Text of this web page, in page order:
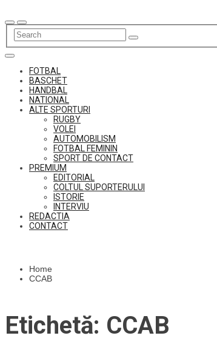
to
content
FOTBAL
BASCHET
HANDBAL
NATIONAL
ALTE SPORTURI
RUGBY
VOLEI
AUTOMOBILISM
FOTBAL FEMININ
SPORT DE CONTACT
PREMIUM
EDITORIAL
COLTUL SUPORTERULUI
ISTORIE
INTERVIU
REDACTIA
CONTACT
Home
CCAB
Etichetă: CCAB